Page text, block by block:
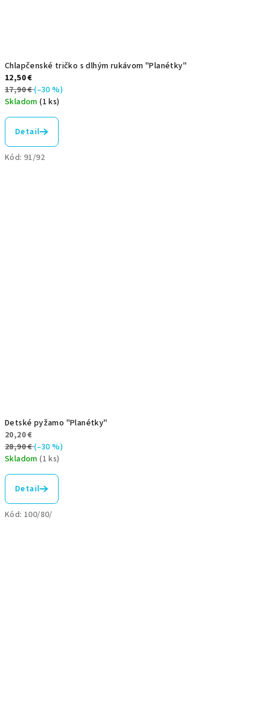
Chlapčenské tričko s dlhým rukávom "Planétky"
12,50 €
17,90 €(–30 %)
Skladom(1 ks)
Detail
Kód: 91/92
Detské pyžamo "Planétky"
20,20 €
28,90 €(–30 %)
Skladom(1 ks)
Detail
Kód: 100/80/